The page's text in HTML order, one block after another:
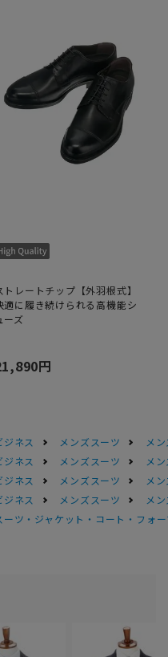
トレートチップ【外羽根式】
適に履き続けられる高機能シ
ーズ
円
ジネス メンズスーツ
メ
ジネス メンズスーツ
メ
ジネス メンズスーツ
メ
ジネス メンズスーツ
メ
ーツ・ジャケット・コート・フォ